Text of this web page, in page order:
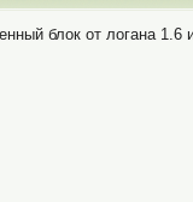
блок от логана